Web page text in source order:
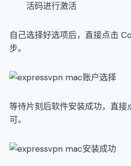
活码进行激活
自己选择好选项后，直接点击
步。
等待片刻后软件安装成功，直接
可。